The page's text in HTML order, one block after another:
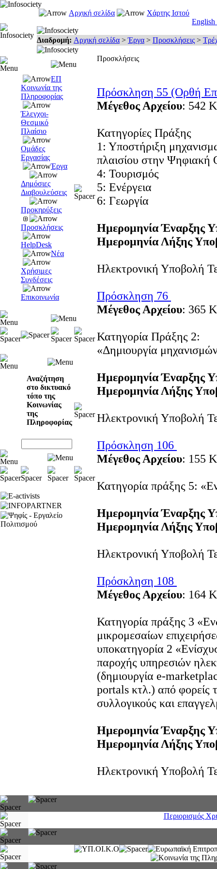
Αρχική σελίδα
Χάρτης Ιστού
English
Διαδρομή: Αρχική σελίδα >Έργα > Προσκλήσεις >
ΕΠ
Κοινωνία της
Πληροφορίας
Έλεγχοι-
Θεσμικό
Πλαίσιο
Ομάδες
Εργασίας
Έργα
Δημόσιες
Διαβουλεύσεις
Προκηρύξεις
Προσκλήσεις
HelpDesk
Νέα
Χρήσιμες
Συνδέσεις
Επικοινωνία
Αναζήτηση
στο δικτυακό
τόπο της
Κοινωνίας
της
Πληροφορίας
Προσκλήσεις
Πρόσκληση 55 (Ορθή
Μέγεθος Αρχείου: 542
Κατηγορίες Πράξης
1: Υποστήριξη
πλαισίου στην Ψηφιακή
4: Τουρισμός
5: Ενέργεια
6: Γεωργία
Ημερομηνία Έναρξης
Ημερομηνία Λήξης
Ηλεκτρονική Υποβολή
Πρόσκληση 76
Μέγεθος Αρχείου: 365
Κατηγορία Πράξης 2:
«Δημιουργία
Ημερομηνία Έναρξης
Ημερομηνία Λήξης
Ηλεκτρονική Υποβολή
Πρόσκληση 106
Μέγεθος Αρχείου: 155
Κατηγορία πράξης 5:
Ημερομηνία Έναρξης
Ημερομηνία Λήξης
Ηλεκτρονική Υποβολή
Πρόσκληση 108
Μέγεθος Αρχείου: 164
Κατηγορία πράξης 3
μικρομεσαίων
υποκατηγορία 2
παροχής υπηρεσιών
(δημιουργία e-
portals κτλ.) από φορείς
συλλογικούς και
Ημερομηνία Έναρξης
Ημερομηνία Λήξης
Ηλεκτρονική Υποβολή
Περιορισμός